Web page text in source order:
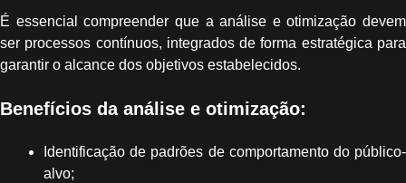
É essencial compreender que a análise e otimização devem
ser processos contínuos, integrados de forma estratégica para
garantir o alcance dos objetivos estabelecidos.
Benefícios da análise e otimização:
Identificação de padrões de comportamento do público-
alvo;